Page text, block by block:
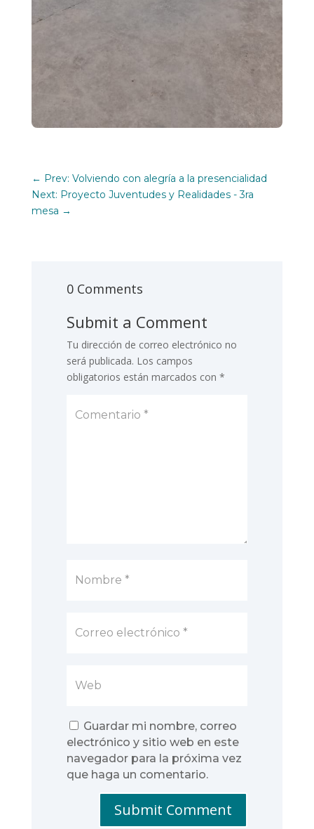
← Prev: Volviendo con alegría a la presencialidad
Next: Proyecto Juventudes y Realidades - 3ra
mesa →
0 Comments
Submit a Comment
Tu dirección de correo electrónico no
será publicada. Los campos
obligatorios están marcados con *
Guardar mi nombre, correo
electrónico y sitio web en este
navegador para la próxima vez
que haga un comentario.
Submit Comment